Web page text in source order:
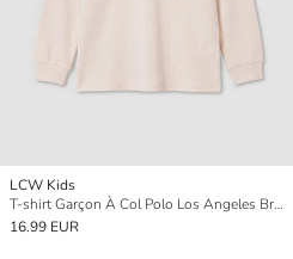
LCW Kids
T-shirt Garçon À Col Polo Los Angeles Brodé
16.99 EUR